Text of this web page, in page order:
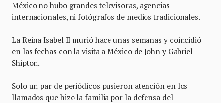
México no hubo grandes televisoras, agencias
internacionales, ni fotógrafos de medios tradicionales.
La Reina Isabel II murió hace unas semanas y coincidió
en las fechas con la visita a México de John y Gabriel
Shipton.
Solo un par de periódicos pusieron atención en los
llamados que hizo la familia por la defensa del